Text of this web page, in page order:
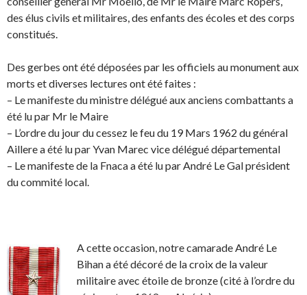
des élus civils et militaires, des enfants des écoles et des corps
constitués.
Des gerbes ont été déposées par les officiels au monument aux
morts et diverses lectures ont été faites :
– Le manifeste du ministre délégué aux anciens combattants a
été lu par Mr le Maire
– L’ordre du jour du cessez le feu du 19 Mars 1962 du général
Aillere a été lu par Yvan Marec vice délégué départemental
– Le manifeste de la Fnaca a été lu par André Le Gal président
du commité local.
A cette occasion, notre camarade André Le
Bihan a été décoré de la croix de la valeur
militaire avec étoile de bronze (cité à l’ordre du